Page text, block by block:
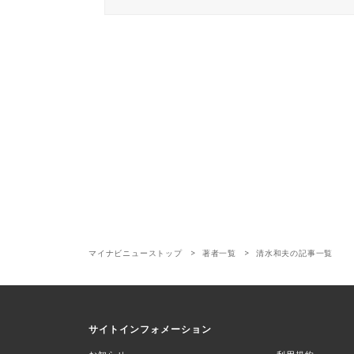
マイナビニューストップ 著者一覧 清水和夫の記事一覧
サイトインフォメーション